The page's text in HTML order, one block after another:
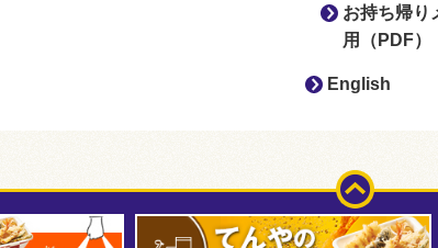
お持ち帰り
用（PDF）
English